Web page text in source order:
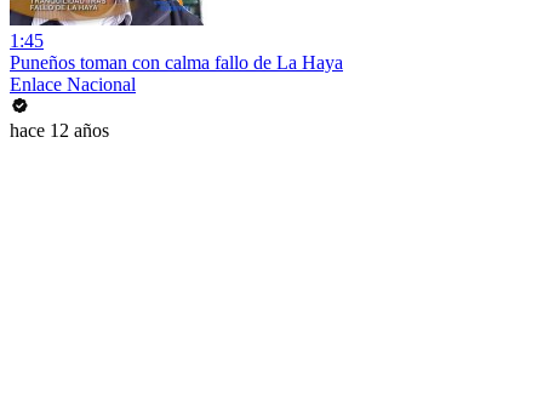
1:45
Puneños toman con calma fallo de La Haya
Enlace Nacional
hace 12 años